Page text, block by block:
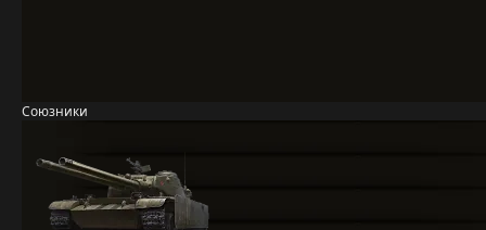
Союзники